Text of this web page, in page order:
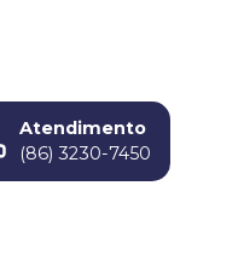
Atendimento
(86) 3230-7450